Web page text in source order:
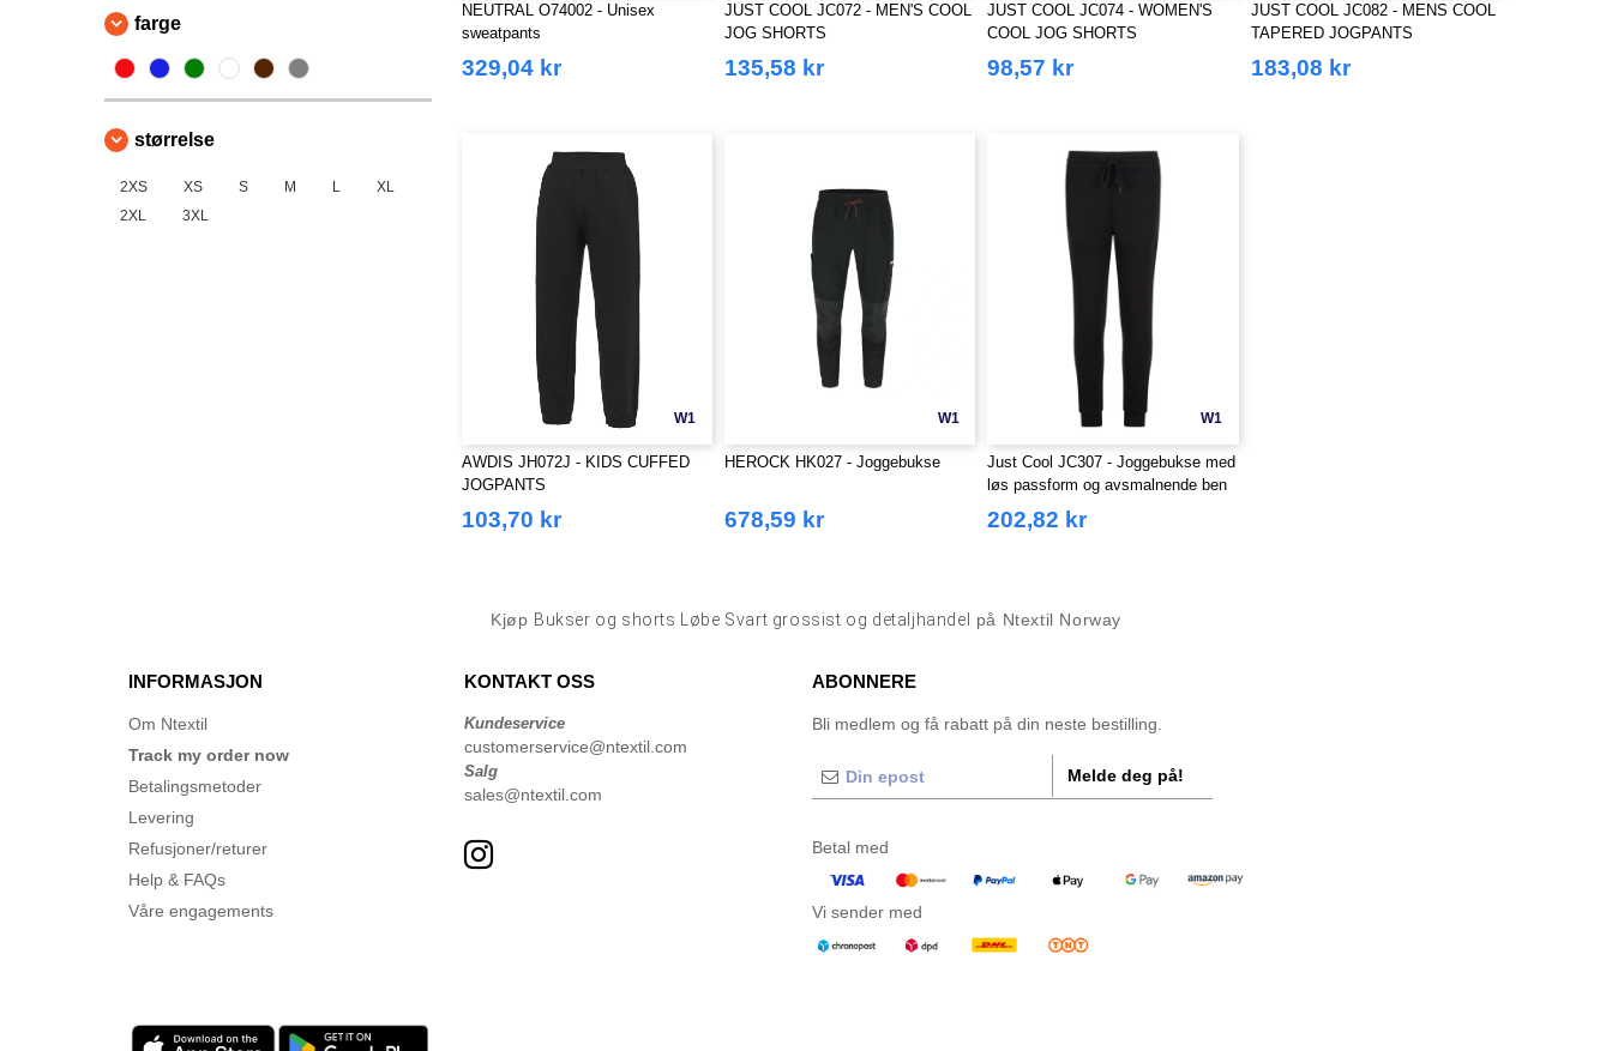
farge
størrelse
2XS XS S M L
XL
2XL
3XL
NEUTRAL O74002 - Unisex
sweatpants
329,04 kr
JUST COOL JC072 - MEN'S COOL
JOG SHORTS
135,58 kr
JUST COOL JC074 - WOMEN'S
COOL JOG SHORTS
98,57 kr
JUST COOL JC082 - MENS COOL
TAPERED JOGPANTS
183,08 kr
W1
AWDIS JH072J - KIDS CUFFED
JOGPANTS
103,70 kr
W1
HEROCK HK027 - Joggebukse
678,59 kr
W1
Just Cool JC307 - Joggebukse med
løs passform og avsmalnende ben
202,82 kr
Kjøp Bukser og shorts Løbe Svart grossist og detaljhandel på Ntextil Norway
INFORMASJON
Om Ntextil
Track my order now
Betalingsmetoder
Levering
Refusjoner/returer
Help & FAQs
Våre engagements
KONTAKT OSS
Kundeservice
customerservice@ntextil.com
Salg
sales@ntextil.com
ABONNERE
Bli medlem og få rabatt på din neste bestilling.
Melde deg på!
Betal med
Vi sender med